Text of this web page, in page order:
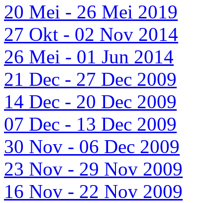
20 Mei - 26 Mei 2019
27 Okt - 02 Nov 2014
26 Mei - 01 Jun 2014
21 Dec - 27 Dec 2009
14 Dec - 20 Dec 2009
07 Dec - 13 Dec 2009
30 Nov - 06 Dec 2009
23 Nov - 29 Nov 2009
16 Nov - 22 Nov 2009